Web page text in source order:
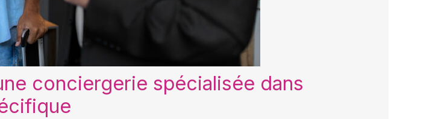
conciergerie spécialisée dans